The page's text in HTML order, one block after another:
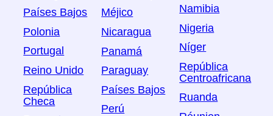
Países Bajos
Polonia
Portugal
Reino Unido
República
Checa
Méjico
Nicaragua
Panamá
Paraguay
Países Bajos
Perú
Namibia
Nigeria
Níger
República
Centroafricana
Ruanda